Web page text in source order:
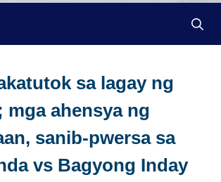
sa lagay ng
mga ahensya ng
sanib-pwersa sa
vs Bagyong Inday